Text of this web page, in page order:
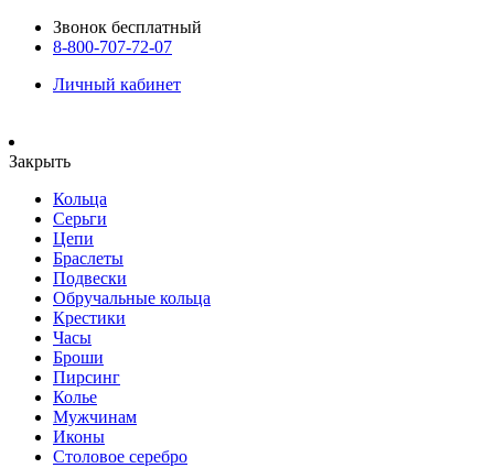
Звонок бесплатный
8-800-707-72-07
Личный кабинет
Закрыть
Кольца
Серьги
Цепи
Браслеты
Подвески
Обручальные кольца
Крестики
Часы
Броши
Пирсинг
Колье
Мужчинам
Иконы
Столовое серебро